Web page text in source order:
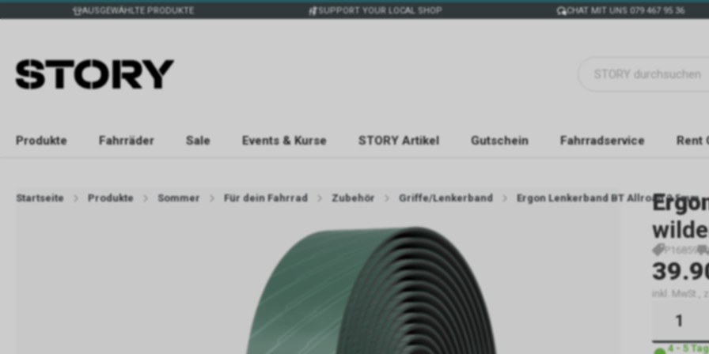
AUSGEWÄHLTE PRODUKTE SUPPORT YOUR LOCAL SHOP CHAT MIT UNS 079 467 95 36
Produkte Fahrräder Sale Events & Kurse STORY Artikel Gutschein Fahrradservice Rent
Startseite Produkte Sommer Für dein Fahrrad Zubehör Griffe/Lenkerband Ergon Lenkerband BT Allroad 2.5mm
P16859
inkl. MwSt.,
4 - 5